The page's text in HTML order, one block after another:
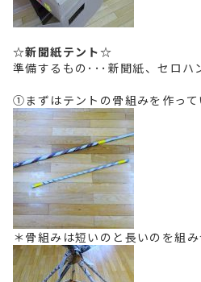
☆新聞紙テント☆
準備するもの･･･新聞紙、セロハ
①まずはテントの骨組みを作って
＊骨組みは短いのと長いのを組